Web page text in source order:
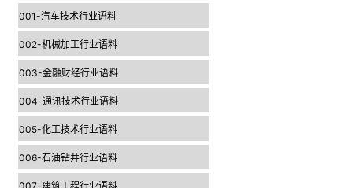
001-汽车技术行业语料
002-机械加工行业语料
003-金融财经行业语料
004-通讯技术行业语料
005-化工技术行业语料
006-石油钻井行业语料